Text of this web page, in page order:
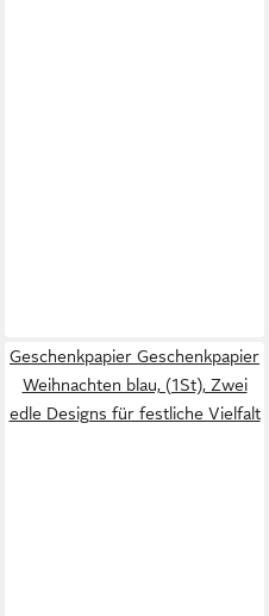
Geschenkpapier Geschenkpapier
Weihnachten blau, (1St), Zwei
edle Designs für festliche Vielfalt